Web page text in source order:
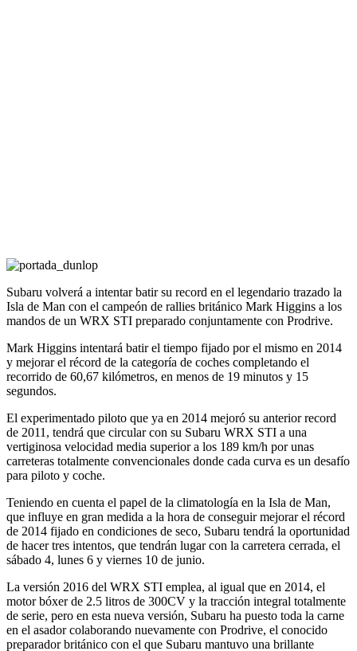
Subaru volverá a intentar batir su record en el legendario trazado la
Isla de Man con el campeón de rallies británico Mark Higgins a los
mandos de un WRX STI preparado conjuntamente con Prodrive.
Mark Higgins intentará batir el tiempo fijado por el mismo en 2014
y mejorar el récord de la categoría de coches completando el
recorrido de 60,67 kilómetros, en menos de 19 minutos y 15
segundos.
El experimentado piloto que ya en 2014 mejoró su anterior record
de 2011, tendrá que circular con su Subaru WRX STI a una
vertiginosa velocidad media superior a los 189 km/h por unas
carreteras totalmente convencionales donde cada curva es un desafío
para piloto y coche.
Teniendo en cuenta el papel de la climatología en la Isla de Man,
que influye en gran medida a la hora de conseguir mejorar el récord
de 2014 fijado en condiciones de seco, Subaru tendrá la oportunidad
de hacer tres intentos, que tendrán lugar con la carretera cerrada, el
sábado 4, lunes 6 y viernes 10 de junio.
La versión 2016 del WRX STI emplea, al igual que en 2014, el
motor bóxer de 2.5 litros de 300CV y la tracción integral totalmente
de serie, pero en esta nueva versión, Subaru ha puesto toda la carne
en el asador colaborando nuevamente con Prodrive, el conocido
preparador británico con el que Subaru mantuvo una brillante